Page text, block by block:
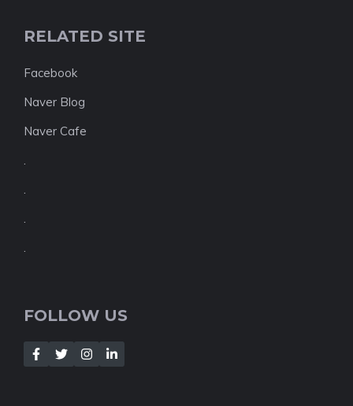
RELATED SITE
Facebook
Naver Blog
Naver Cafe
.
.
.
.
FOLLOW US